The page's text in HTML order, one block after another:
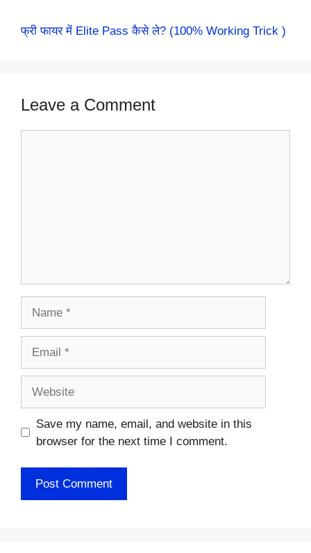
फ्री फायर में Elite Pass कैसे ले? (100% Working Trick )
Leave a Comment
Save my name, email, and website in this
browser for the next time I comment.